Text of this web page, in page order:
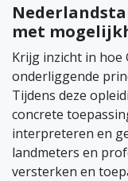
met
Krijg inzicht in hoe
onderliggende
Tijdens deze
concrete
interpreteren en
landmeters en
versterken en